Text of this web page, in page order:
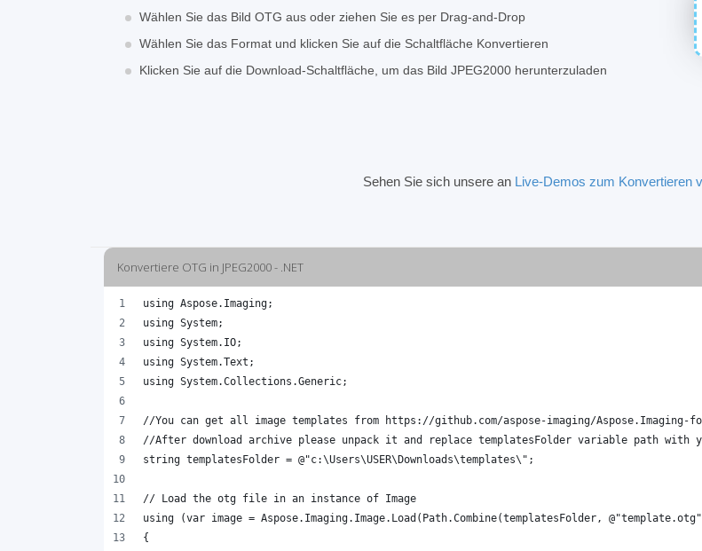
Wählen Sie das Bild OTG aus oder ziehen Sie es per Drag-and-Drop
Wählen Sie das Format und klicken Sie auf die Schaltfläche Konvertieren
Klicken Sie auf die Download-Schaltfläche, um das Bild JPEG2000 herunterzuladen
Sehen Sie sich unsere an Live-Demos zum Konvertieren
Konvertiere OTG in JPEG2000 - .NET